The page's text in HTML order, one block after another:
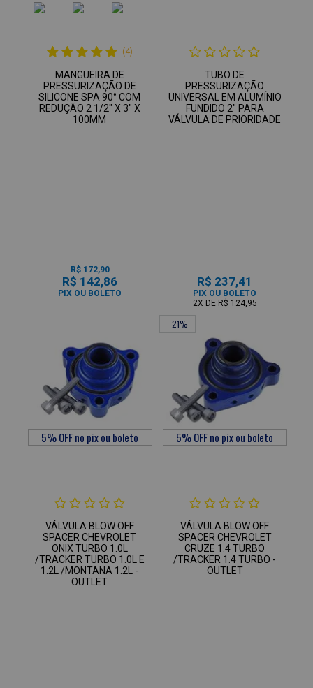
(4)
MANGUEIRA DE
PRESSURIZAÇÃO DE
SILICONE SPA 90° COM
REDUÇÃO 2 1/2" X 3" X
100MM
R$ 172,90
R$ 142,86
PIX OU BOLETO
TUBO DE
PRESSURIZAÇÃO
UNIVERSAL EM ALUMÍNIO
FUNDIDO 2" PARA
VÁLVULA DE PRIORIDADE
R$ 237,41
PIX OU BOLETO
2X DE R$ 124,95
VÁLVULA BLOW OFF
SPACER CHEVROLET
ONIX TURBO 1.0L
/TRACKER TURBO 1.0L E
1.2L /MONTANA 1.2L -
OUTLET
- 21%
VÁLVULA BLOW OFF
SPACER CHEVROLET
CRUZE 1.4 TURBO
/TRACKER 1.4 TURBO -
OUTLET